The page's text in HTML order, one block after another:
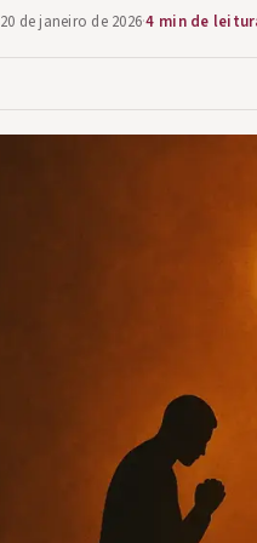
20 de janeiro de 2026·4 min de